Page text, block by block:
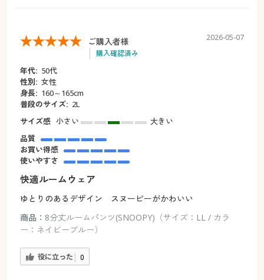
ご購入者様
購入確認済み
2026-05-07
年代: 50代
性別: 女性
身長: 160～165cm
普段のサイズ: 2L
サイズ感 小さい
大きい
品質
お買い得感
使いやすさ
快適ルームウェア
ゆとりのあるデザイン スヌーピーがかわいい
商品： 8分丈ルームパンツ(SNOOPY)（サイズ：LL / カラ
ー：ネイビーブルー）
役に立った 0